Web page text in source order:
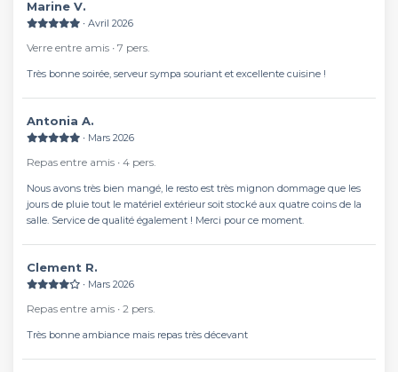
Marine V.
∙ Avril 2026
Verre entre amis ∙ 7 pers.
Très bonne soirée, serveur sympa souriant et excellente cuisine !
Antonia A.
∙ Mars 2026
Repas entre amis ∙ 4 pers.
Nous avons très bien mangé, le resto est très mignon dommage que les
jours de pluie tout le matériel extérieur soit stocké aux quatre coins de la
salle. Service de qualité également ! Merci pour ce moment.
Clement R.
∙ Mars 2026
Repas entre amis ∙ 2 pers.
Très bonne ambiance mais repas très décevant